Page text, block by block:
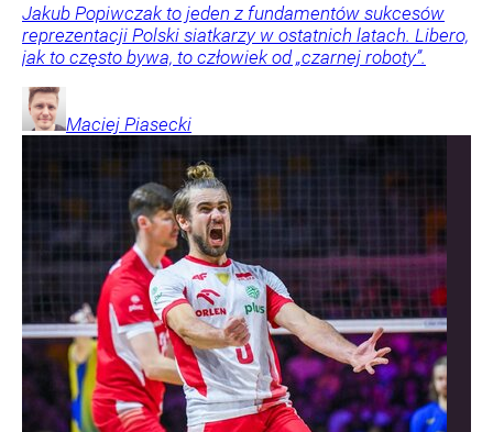
Jakub Popiwczak to jeden z fundamentów sukcesów
reprezentacji Polski siatkarzy w ostatnich latach. Libero,
jak to często bywa, to człowiek od „czarnej roboty”.
Maciej Piasecki